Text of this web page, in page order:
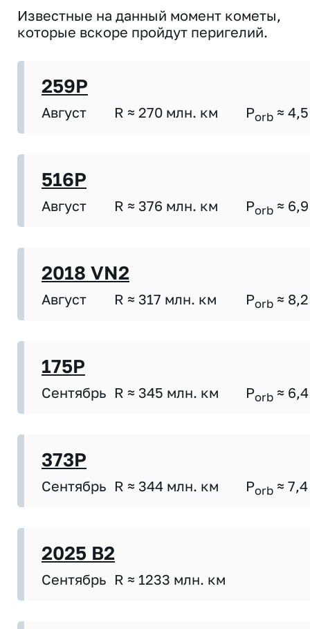
Известные на данный момент кометы,
которые вскоре пройдут перигелий.
259P
Август R ≈ 270 млн. км Porb ≈ 4,5
516P
Август R ≈ 376 млн. км Porb ≈ 6,9
2018 VN2
Август R ≈ 317 млн. км Porb ≈ 8,2
175P
Сентябрь R ≈ 345 млн. км Porb ≈ 6,4
373P
Сентябрь R ≈ 344 млн. км Porb ≈ 7,4
2025 B2
Сентябрь R ≈ 1233 млн. км